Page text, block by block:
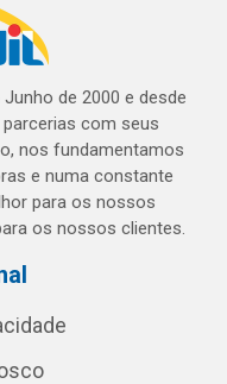
de 2000 e desde
com seus
nos fundamentamos
e numa constante
para os nossos
os nossos clientes.